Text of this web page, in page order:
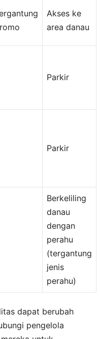
Akses ke
area danau
Parkir
Parkir
Berkeliling
danau
dengan
perahu
(tergantung
jenis
perahu)
dapat berubah
pengelola